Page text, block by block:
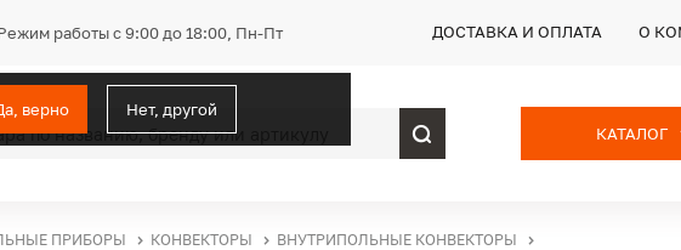
работы с 9:00 до 18:00, Пн-Пт
верно Нет, другой
ДОСТАВКА И ОПЛАТА О
КАТАЛОГ
ПРИБОРЫ КОНВЕКТОРЫ
ВНУТРИПОЛЬНЫЕ КОНВЕКТОРЫ